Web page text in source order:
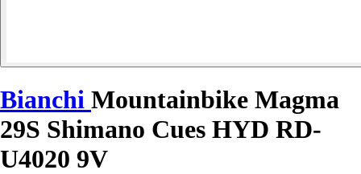
Bianchi Mountainbike Magma
29S Shimano Cues HYD RD-
U4020 9V